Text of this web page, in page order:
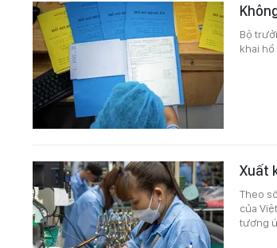
Bộ
khai
Xuất
Theo
của
tương